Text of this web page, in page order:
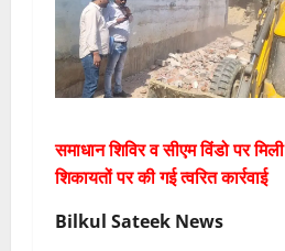
समाधान शिविर व सीएम विंडो पर मिली
शिकायतों पर की गई त्वरित कार्रवाई
Bilkul Sateek News